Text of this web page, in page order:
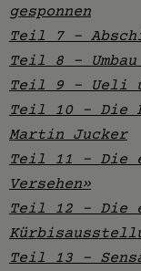
gesponnen
Teil 7 –
Teil 8 –
Teil 9 – Ueli
Teil 10 – Die
Martin Jucker
Teil 11 – Die
Versehen»
Teil 12 - Die
Teil 13 -